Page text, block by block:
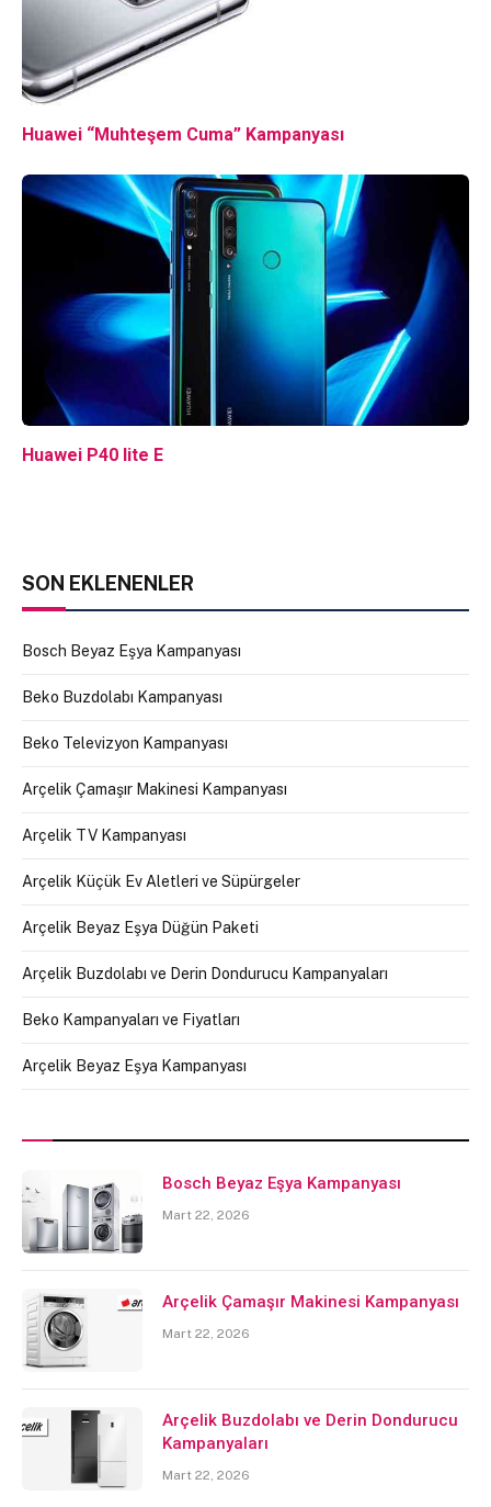
Huawei “Muhteşem Cuma” Kampanyası
Huawei P40 lite E
SON EKLENENLER
Bosch Beyaz Eşya Kampanyası
Beko Buzdolabı Kampanyası
Beko Televizyon Kampanyası
Arçelik Çamaşır Makinesi Kampanyası
Arçelik TV Kampanyası
Arçelik Küçük Ev Aletleri ve Süpürgeler
Arçelik Beyaz Eşya Düğün Paketi
Arçelik Buzdolabı ve Derin Dondurucu Kampanyaları
Beko Kampanyaları ve Fiyatları
Arçelik Beyaz Eşya Kampanyası
Bosch Beyaz Eşya Kampanyası
Mart 22, 2026
Arçelik Çamaşır Makinesi Kampanyası
Mart 22, 2026
Arçelik Buzdolabı ve Derin Dondurucu
Kampanyaları
Mart 22, 2026